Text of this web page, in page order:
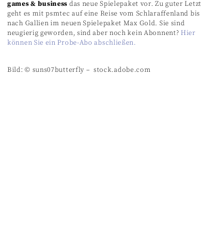
games & business das neue Spielepaket vor. Zu guter Letzt
geht es mit psmtec auf eine Reise vom Schlaraffenland bis
nach Gallien im neuen Spielepaket Max Gold. Sie sind
neugierig geworden, sind aber noch kein Abonnent? Hier
können Sie ein Probe-Abo abschließen.
Bild: © suns07butterfly – stock.adobe.com